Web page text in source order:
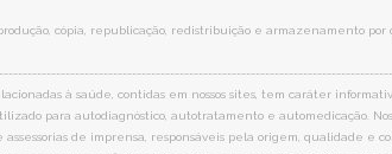
cópia, republicação, redistribuição e armazenamento
à saúde, contidas em nossos sites, tem caráter
para autodiagnóstico, autotratamento e automedicação.
de imprensa, responsáveis pela origem, qualidade e